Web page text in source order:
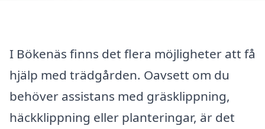
I Bökenäs finns det flera möjligheter att få
hjälp med trädgården. Oavsett om du
behöver assistans med gräsklippning,
häckklippning eller planteringar, är det